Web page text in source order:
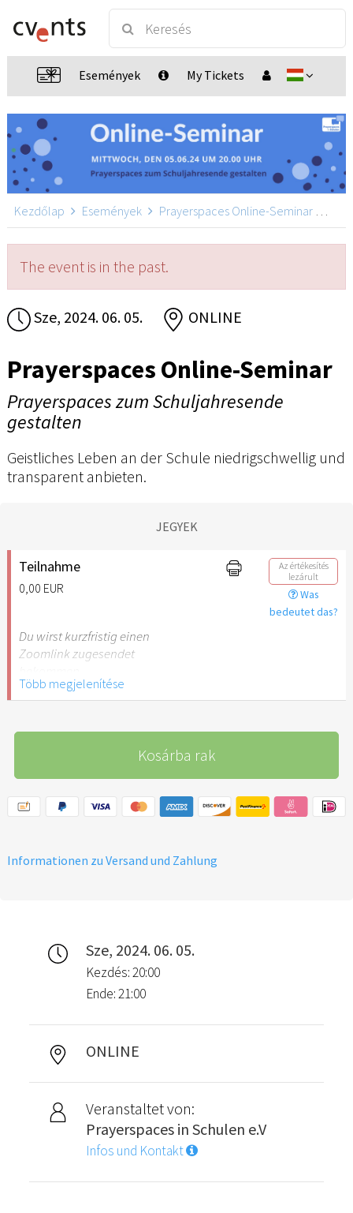
Események My Tickets
Kezdőlap Események Prayerspaces Online-Seminar
The event is in the past.
Sze, 2024. 06. 05. ONLINE
Prayerspaces Online-Seminar
Prayerspaces zum Schuljahresende
gestalten
Geistliches Leben an der Schule niedrigschwellig und
transparent anbieten.
JEGYEK
Teilnahme
0,00 EUR
Az értékesítés
lezárult
Was
bedeutet das?
Du wirst kurzfristig einen
Zoomlink zugesendet
Több megjelenítése
Kosárba rak
Informationen zu Versand und Zahlung
Sze, 2024. 06. 05.
Kezdés: 20:00
Ende: 21:00
ONLINE
Veranstaltet von:
Prayerspaces in Schulen e.V
Infos und Kontakt